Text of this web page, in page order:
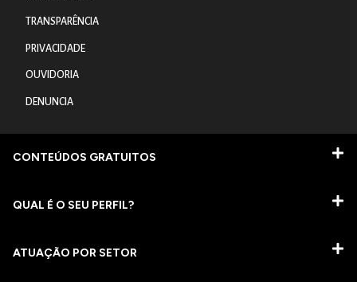
TRANSPARÊNCIA
PRIVACIDADE
OUVIDORIA
DENUNCIA
CONTEÚDOS GRATUITOS
QUAL É O SEU PERFIL?
ATUAÇÃO POR SETOR